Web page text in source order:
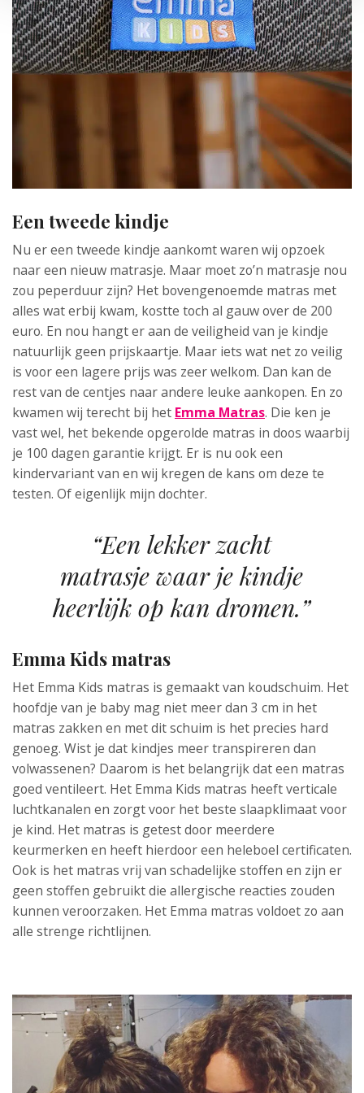
Een tweede kindje
Nu er een tweede kindje aankomt waren wij opzoek
naar een nieuw matrasje. Maar moet zo’n matrasje nou
zou peperduur zijn? Het bovengenoemde matras met
alles wat erbij kwam, kostte toch al gauw over de 200
euro. En nou hangt er aan de veiligheid van je kindje
natuurlijk geen prijskaartje. Maar iets wat net zo veilig
is voor een lagere prijs was zeer welkom. Dan kan de
rest van de centjes naar andere leuke aankopen. En zo
kwamen wij terecht bij het Emma Matras. Die ken je
vast wel, het bekende opgerolde matras in doos waarbij
je 100 dagen garantie krijgt. Er is nu ook een
kindervariant van en wij kregen de kans om deze te
testen. Of eigenlijk mijn dochter.
“Een lekker zacht
matrasje waar je kindje
heerlijk op kan dromen.”
Emma Kids matras
Het Emma Kids matras is gemaakt van koudschuim. Het
hoofdje van je baby mag niet meer dan 3 cm in het
matras zakken en met dit schuim is het precies hard
genoeg. Wist je dat kindjes meer transpireren dan
volwassenen? Daarom is het belangrijk dat een matras
goed ventileert. Het Emma Kids matras heeft verticale
luchtkanalen en zorgt voor het beste slaapklimaat voor
je kind. Het matras is getest door meerdere
keurmerken en heeft hierdoor een heleboel certificaten.
Ook is het matras vrij van schadelijke stoffen en zijn er
geen stoffen gebruikt die allergische reacties zouden
kunnen veroorzaken. Het Emma matras voldoet zo aan
alle strenge richtlijnen.